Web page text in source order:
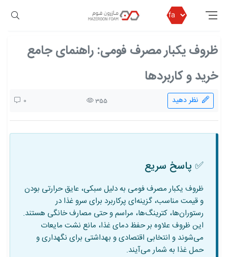
مازرون فوم
بلاگ مازرون فوم
ظروف یکبار مصرف فومی: راهنمای جامع خرید و کاربردها
ظروف یکبار مصرف فومی: راهنمای جامع
خرید و کاربردها
0 355 نظر دهید
✅ پاسخ سریع
ظروف یکبار مصرف فومی به دلیل سبکی، عایق حرارتی بودن
و قیمت مناسب، گزینه‌ای پرکاربرد برای سرو غذا در
رستوران‌ها، کترینگ‌ها، مراسم و حتی مصارف خانگی هستند.
این ظروف علاوه بر حفظ دمای غذا، مانع نشت مایعات
می‌شوند و انتخابی اقتصادی و بهداشتی برای نگهداری و
حمل غذا به شمار می‌آیند.